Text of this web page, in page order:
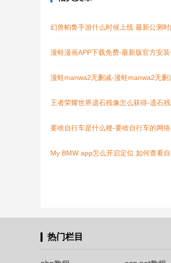
幻兽帕鲁手游什么时候上线 最新公测时
漫蛙漫画APP下载免费-最新版官方安装
漫蛙manwa2无删减-漫蛙manwa2无删
王者荣耀世界遗石残像怎么获得-遗石
要啥自行车是什么梗-要啥自行车的网
My BMW app怎么开启定位 如何查看
热门栏目